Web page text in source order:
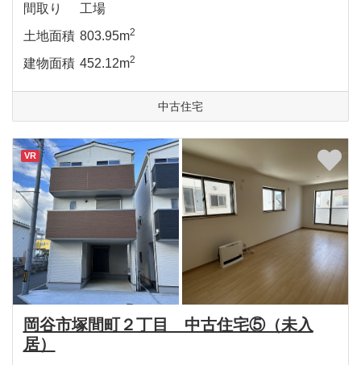
間取り
工場
土地面積 803.95m2
建物面積 452.12m2
中古住宅
VR
岡谷市塚間町２丁目 中古住宅⑤（未入
居）